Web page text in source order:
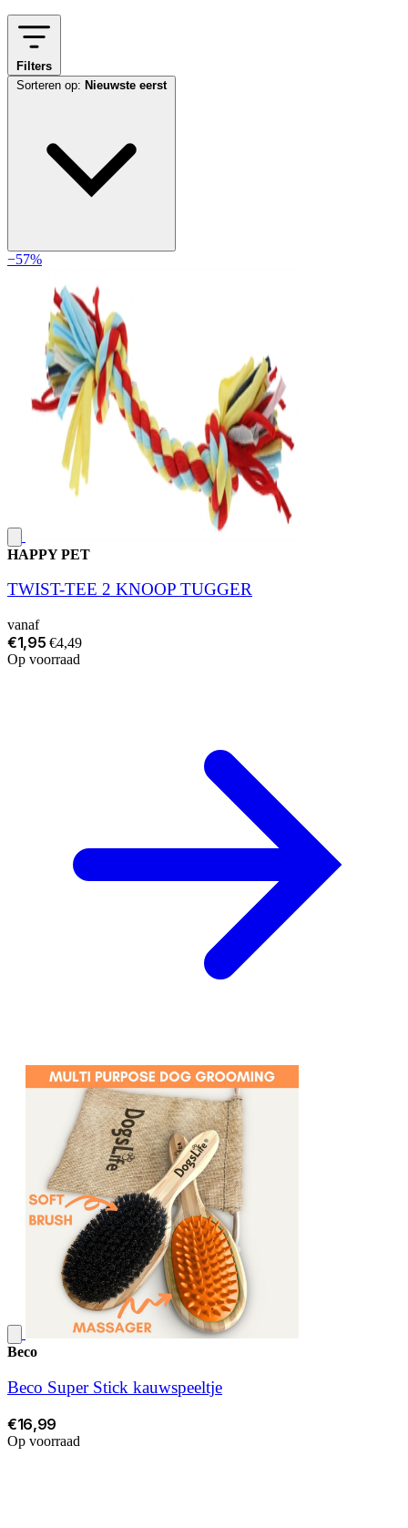
Filters
Sorteren op: Nieuwste eerst
−57%
HAPPY PET
TWIST-TEE 2 KNOOP TUGGER
vanaf
€1,95 €4,49
Op voorraad
Beco
Beco Super Stick kauwspeeltje
€16,99
Op voorraad